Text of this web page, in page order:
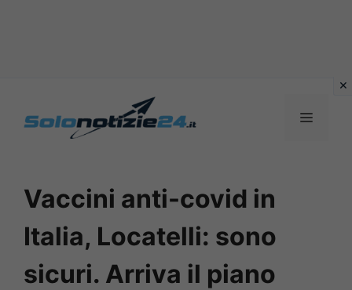
MENU
Vaccini anti-covid in
Italia, Locatelli: sono
sicuri. Arriva il piano